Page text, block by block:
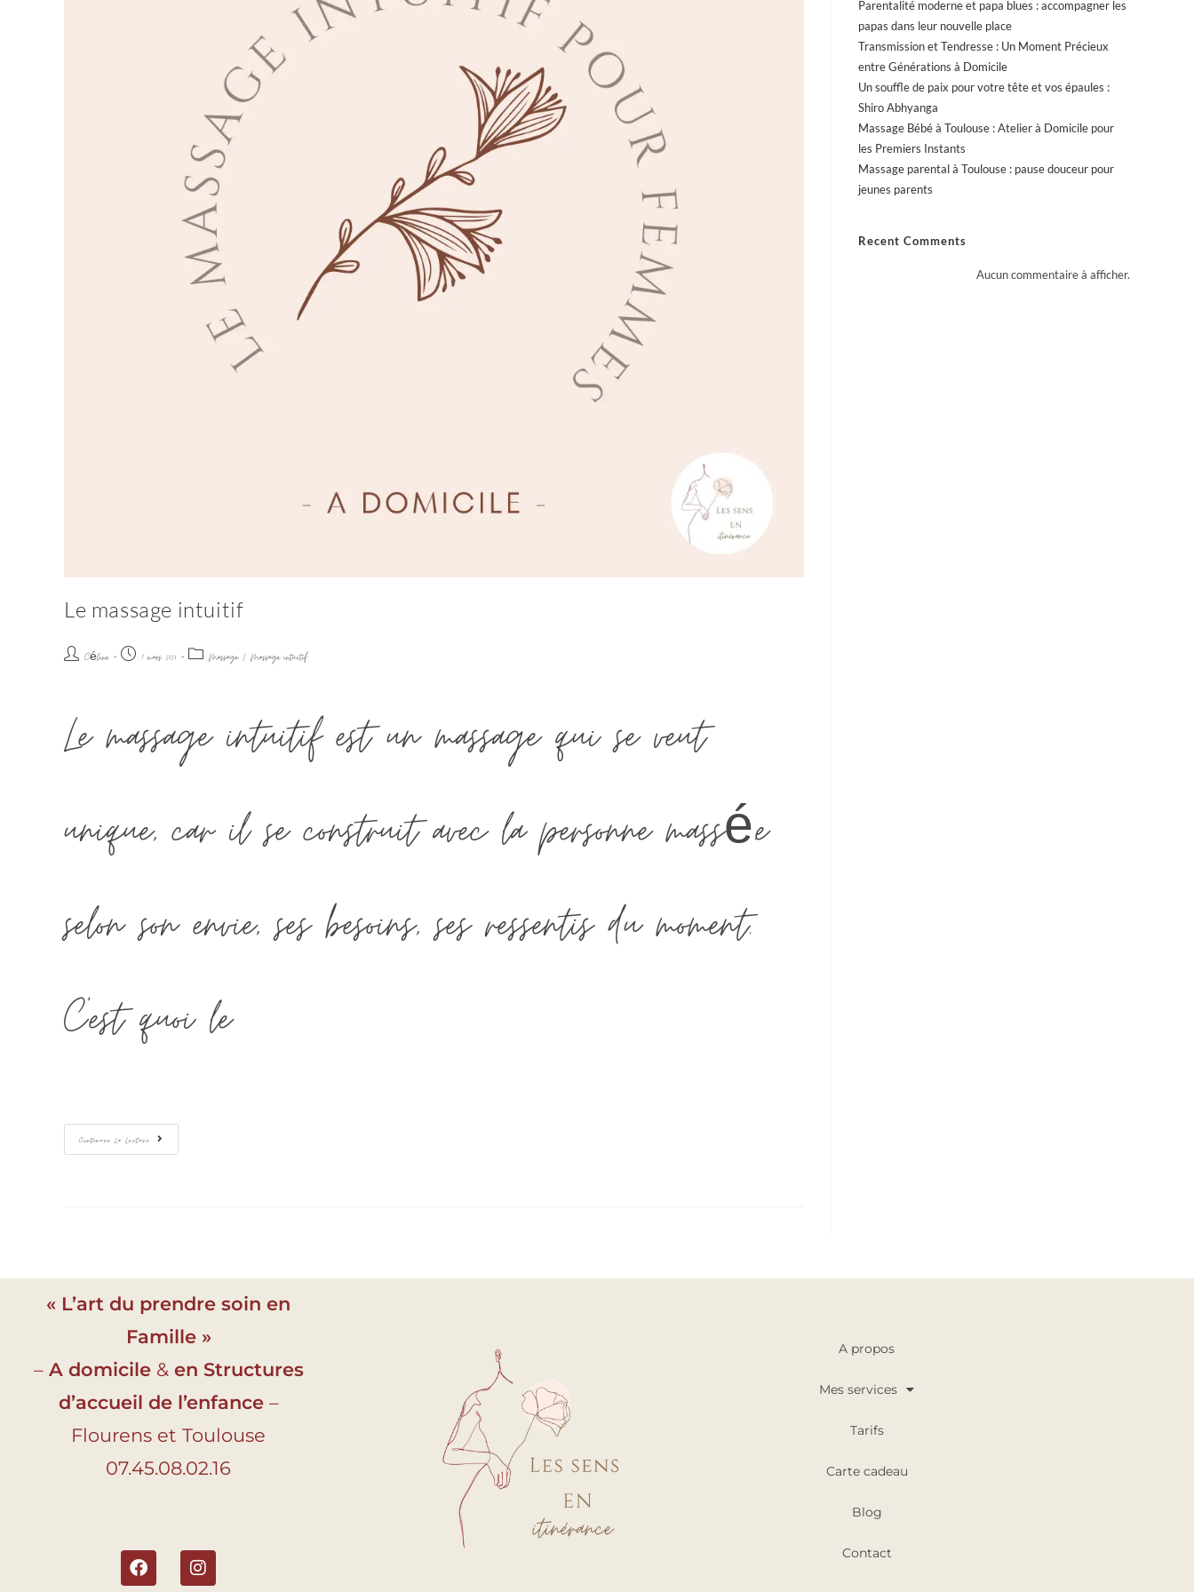
Le massage intuitif
Céline 7 mars 2024 Massage / Massage intuitif
Le massage intuitif est un massage qui se veut
unique, car il se construit avec la personne massé.e
selon son envie, ses besoins, ses ressentis du moment.
C'est quoi le…
Continuer La Lecture
Parentalité moderne et papa blues : accompagner les
papas dans leur nouvelle place
Transmission et Tendresse : Un Moment Précieux
entre Générations à Domicile
Un souffle de paix pour votre tête et vos épaules :
Shiro Abhyanga
Massage Bébé à Toulouse : Atelier à Domicile pour
les Premiers Instants
Massage parental à Toulouse : pause douceur pour
jeunes parents
Recent Comments
Aucun commentaire à afficher.
« L’art du prendre soin en
Famille »
– A domicile & en Structures
d’accueil de l’enfance –
Flourens et Toulouse
07.45.08.02.16
A propos
Mes services
Tarifs
Carte cadeau
Blog
Contact